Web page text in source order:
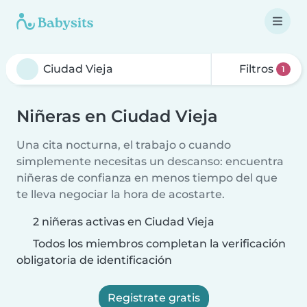
Filtros 1
Niñeras en Ciudad Vieja
Una cita nocturna, el trabajo o cuando
simplemente necesitas un descanso: encuentra
niñeras de confianza en menos tiempo del que
te lleva negociar la hora de acostarte.
2 niñeras activas en Ciudad Vieja
Todos los miembros completan la verificación
obligatoria de identificación
Registrate gratis